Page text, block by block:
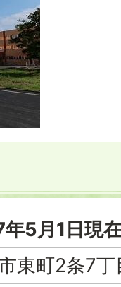
5月1日現
東町2条7